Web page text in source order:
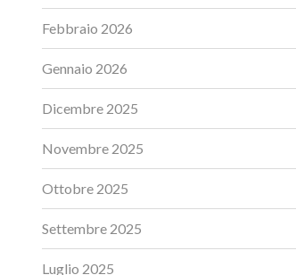
Febbraio 2026
Gennaio 2026
Dicembre 2025
Novembre 2025
Ottobre 2025
Settembre 2025
Luglio 2025